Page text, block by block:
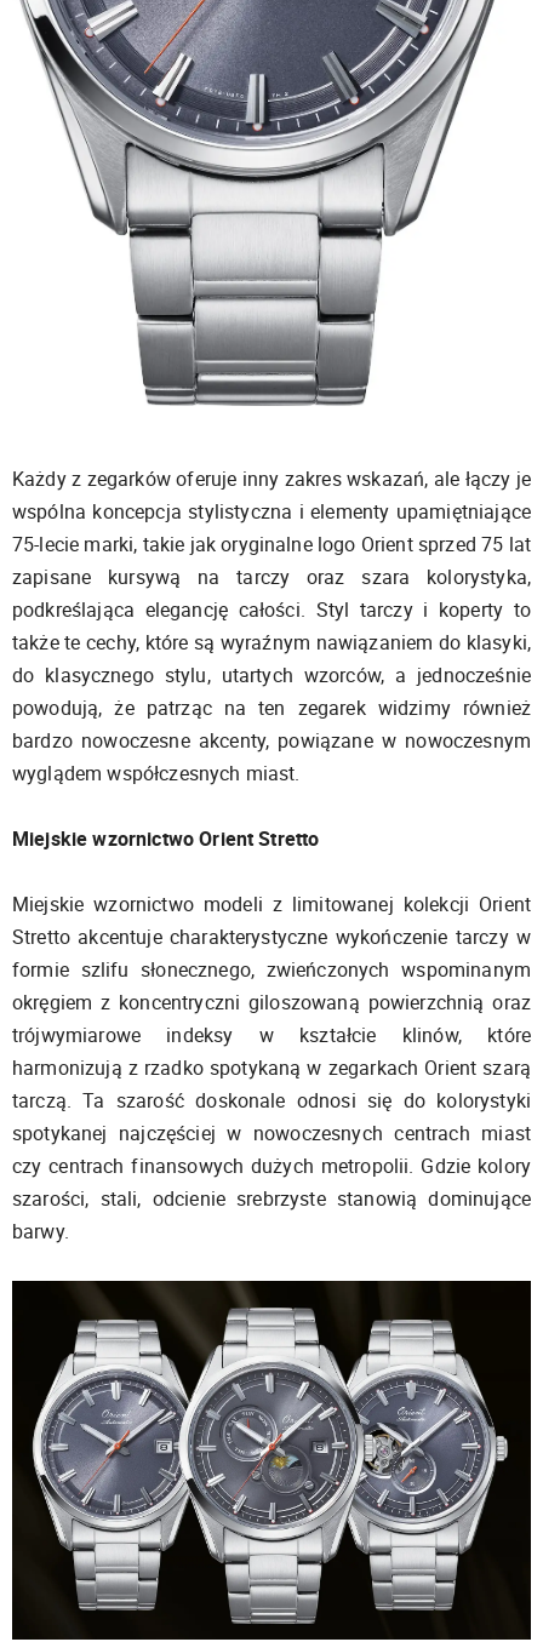
Każdy z zegarków oferuje inny zakres wskazań, ale łączy je
wspólna koncepcja stylistyczna i elementy upamiętniające
75-lecie marki, takie jak oryginalne logo Orient sprzed 75 lat
zapisane kursywą na tarczy oraz szara kolorystyka,
podkreślająca elegancję całości. Styl tarczy i koperty to
także te cechy, które są wyraźnym nawiązaniem do klasyki,
do klasycznego stylu, utartych wzorców, a jednocześnie
powodują, że patrząc na ten zegarek widzimy również
bardzo nowoczesne akcenty, powiązane w nowoczesnym
wyglądem współczesnych miast.
Miejskie wzornictwo Orient Stretto
Miejskie wzornictwo modeli z limitowanej kolekcji Orient
Stretto akcentuje charakterystyczne wykończenie tarczy w
formie szlifu słonecznego, zwieńczonych wspominanym
okręgiem z koncentryczni giloszowaną powierzchnią oraz
trójwymiarowe indeksy w kształcie klinów, które
harmonizują z rzadko spotykaną w zegarkach Orient szarą
tarczą. Ta szarość doskonale odnosi się do kolorystyki
spotykanej najczęściej w nowoczesnych centrach miast
czy centrach finansowych dużych metropolii. Gdzie kolory
szarości, stali, odcienie srebrzyste stanowią dominujące
barwy.